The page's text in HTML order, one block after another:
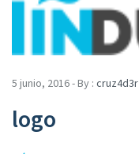
5 junio, 2016 - By : cruz4d3r
logo